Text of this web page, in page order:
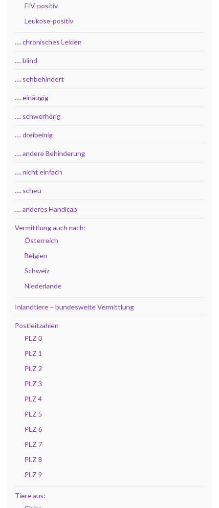
FIV-positiv
Leukose-positiv
…. chronisches Leiden
…. blind
…. sehbehindert
…. einäugig
…. schwerhörig
…. dreibeinig
…. andere Behinderung
…. nicht einfach
…. scheu
…. anderes Handicap
Vermittlung auch nach:
Österreich
Belgien
Schweiz
Niederlande
Inlandtiere – bundesweite Vermittlung
Postleitzahlen
PLZ 0
PLZ 1
PLZ 2
PLZ 3
PLZ 4
PLZ 5
PLZ 6
PLZ 7
PLZ 8
PLZ 9
Tiere aus: